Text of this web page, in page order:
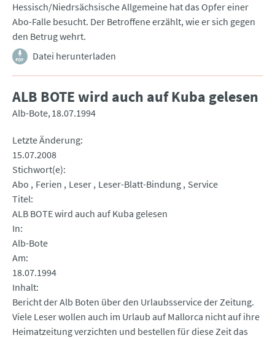
Hessisch/Niedrsächsische Allgemeine hat das Opfer einer
Abo-Falle besucht. Der Betroffene erzählt, wie er sich gegen
den Betrug wehrt.
Datei herunterladen
ALB BOTE wird auch auf Kuba gelesen
Alb-Bote 18.07.1994
Letzte Änderung
15.07.2008
Stichwort(e)
Abo
Ferien Leser Leser-Blatt-Bindung Service
Titel
ALB BOTE wird auch auf Kuba gelesen
In
Alb-Bote
Am
18.07.1994
Inhalt
Bericht der Alb Boten über den Urlaubsservice der Zeitung.
Viele Leser wollen auch im Urlaub auf Mallorca nicht auf ihre
Heimatzeitung verzichten und bestellen für diese Zeit das